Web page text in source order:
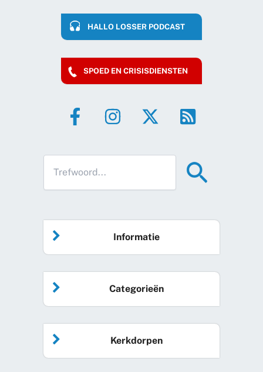
HALLO LOSSER PODCAST
SPOED EN CRISISDIENSTEN
Informatie
Home
Agenda
Categorieën
Algemeen nieuws
Kerkdorpen